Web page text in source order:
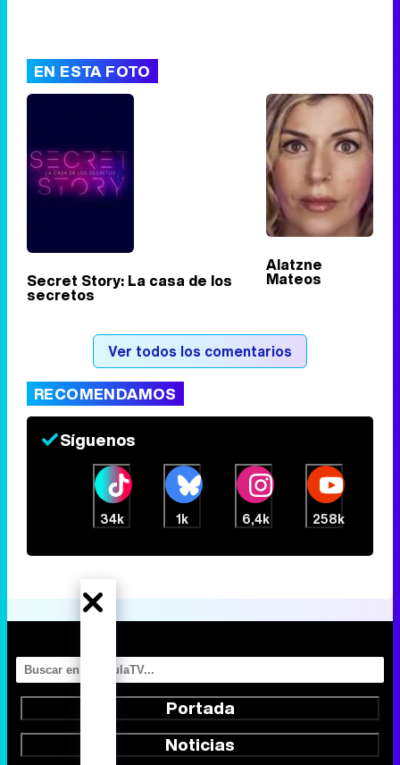
EN ESTA FOTO
Secret Story: La casa de los
secretos
Alatzne
Mateos
Ver todos los comentarios
RECOMENDAMOS
Síguenos
34k 1k 6,4k 258k
Portada
Noticias